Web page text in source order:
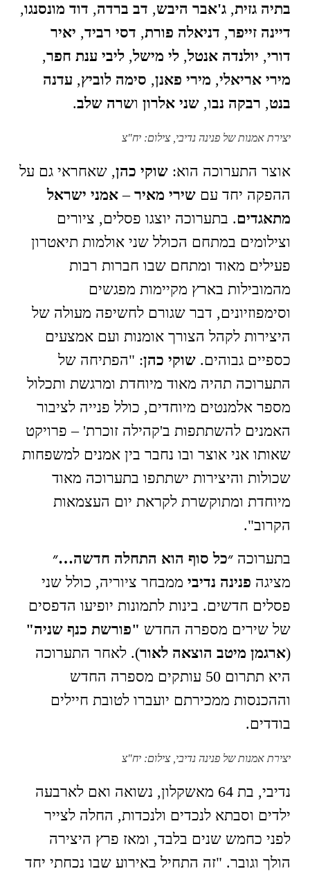
בתיה גזית, ג'אבר היבש, דב ברדה, דוד מונסנגו,
דיינה זייפר, דניאלה פורת, דסי רביד, יאיר
דורי, יולנדה אנטל, לי מישל, ליבי ענת חפר,
מירי אריאלי, מירי פאנן, סימה לוביץ, עדנה
בנט, רבקה נבו, שני אלרוןושרה שלב.
יצירת אמנות של פנינה נדיבי, צילום: יח"צ
אוצר התערוכה הוא: שוקי כהן, שאחראי גם על
ההפקה יחד עם שירי מאיר– אמני ישראל
מתאגדים. בתערוכה יוצגו פסלים, ציורים
וצילומים במתחם הכולל שני אולמות תיאטרון
פעילים מאוד ומתחם שבו חברות רבות
מהמובילות בארץ מקיימות מפגשים
וסימפוזיונים, דבר שגורם לחשיפה מעולה של
היצירות לקהל הצורך אומנות ועם אמצעים
כספיים גבוהים. שוקי כהן: "הפתיחה של
התערוכה תהיה מאוד מיוחדת ומרגשת ותכלול
מספר אלמנטים מיוחדים, כולל פנייה לציבור
האמנים להשתתפות ב'קהילה זוכרת' – פרויקט
שאותו אני אוצר ובו נחבר בין אמנים למשפחות
שכולות והיצירות ישתתפו בתערוכה מאוד
מיוחדת ומתוקשרת לקראת יום העצמאות
הקרוב".
בתערוכה ״כל סוף הוא התחלה חדשה…״
מציגה פנינה נדיביממבחר ציוריה, כולל שני
פסלים חדשים. בינות לתמונות יופיעו הדפסים
של שירים מספרה החדש "פורשת כנף שניה"
(ארגמן מיטב הוצאה לאור). לאחר התערוכה
היא תתרום 50 עותקים מספרה החדש
וההכנסות ממכירתם יועברו לטובת חיילים
בודדים.
יצירת אמנות של פנינה נדיבי, צילום: יח"צ
נדיבי, בת 64 מאשקלון, נשואה ואם לארבעה
ילדים וסבתא לנכדים ולנכדות, החלה לצייר
לפני כחמש שנים בלבד, ומאז פרץ היצירה
הולך וגובר. "זה התחיל באירוע שבו נכחתי יחד